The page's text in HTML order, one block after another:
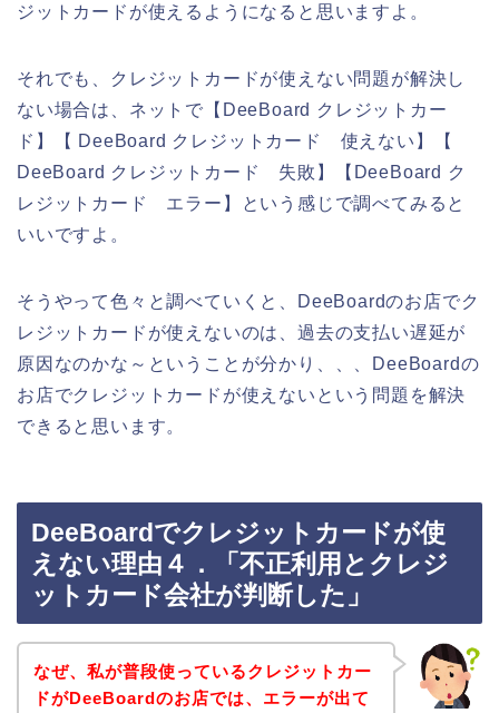
ジットカードが使えるようになると思いますよ。
それでも、クレジットカードが使えない問題が解決し
ない場合は、ネットで【DeeBoard クレジットカー
ド】【 DeeBoard クレジットカード 使えない】【
DeeBoard クレジットカード 失敗】【DeeBoard ク
レジットカード エラー】という感じで調べてみると
いいですよ。
そうやって色々と調べていくと、DeeBoardのお店でク
レジットカードが使えないのは、過去の支払い遅延が
原因なのかな～ということが分かり、、、DeeBoardの
お店でクレジットカードが使えないという問題を解決
できると思います。
DeeBoardでクレジットカードが使
えない理由４．「不正利用とクレジ
ットカード会社が判断した」
なぜ、私が普段使っているクレジットカー
ドがDeeBoardのお店では、エラーが出て